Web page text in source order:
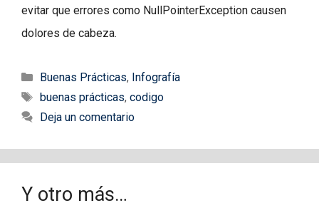
evitar que errores como NullPointerException causen
dolores de cabeza.
Categorías
Buenas Prácticas, Infografía
Etiquetas
buenas prácticas, codigo
Deja un comentario
Y otro más…